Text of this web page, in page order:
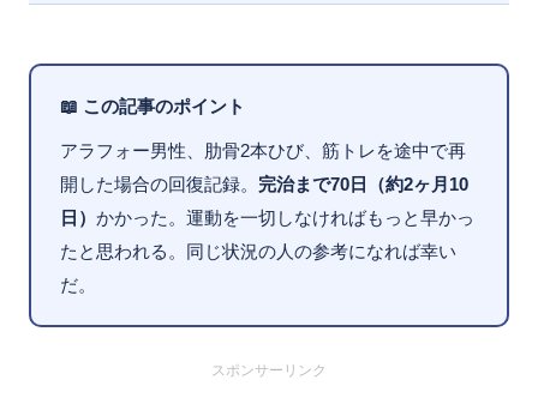
📖 この記事のポイント
アラフォー男性、肋骨2本ひび、筋トレを途中で再
開した場合の回復記録。 完治まで70日（約2ヶ月10
日） かかった。運動を一切しなければもっと早かっ
たと思われる。同じ状況の人の参考になれば幸い
だ。
スポンサーリンク